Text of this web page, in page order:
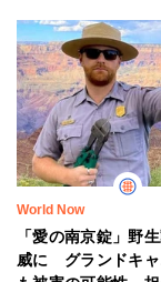
World Now
「愛の南京錠」野
威に グランドキャ